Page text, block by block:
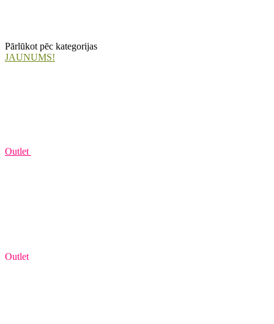
Pārlūkot pēc kategorijas
JAUNUMS!
Outlet
Outlet